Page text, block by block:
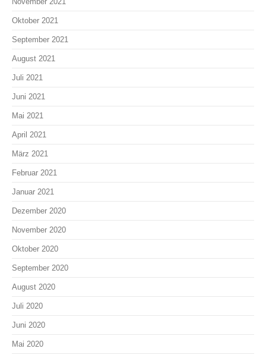
Oktober 2021
September 2021
August 2021
Juli 2021
Juni 2021
Mai 2021
April 2021
März 2021
Februar 2021
Januar 2021
Dezember 2020
November 2020
Oktober 2020
September 2020
August 2020
Juli 2020
Juni 2020
Mai 2020